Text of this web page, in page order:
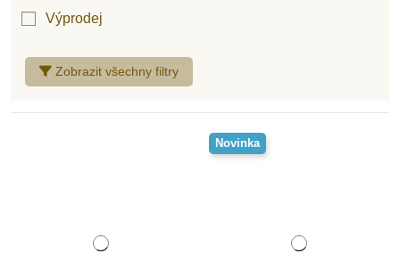
Hudební hračky pro nejmenší
Hračky do vany
Zobrazit všechny filtry
Výprodej
Novinka